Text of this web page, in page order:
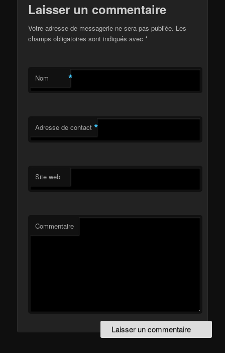
Laisser un commentaire
Votre adresse de messagerie ne sera pas publiée. Les
champs obligatoires sont indiqués avec*
Nom *
Adresse de contact *
Site web
Commentaire